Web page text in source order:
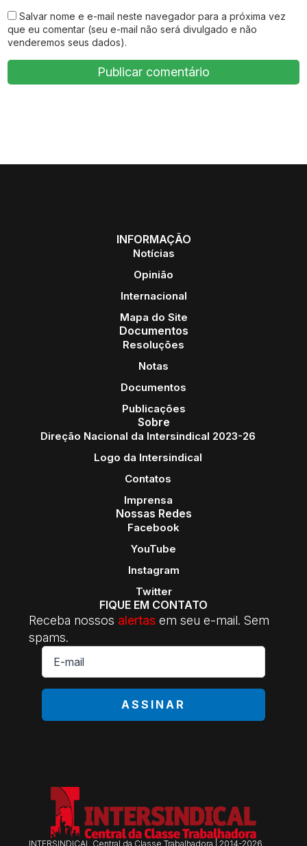
Salvar nome e e-mail neste navegador para a próxima vez
que eu comentar (seu e-mail não será divulgado e não
venderemos seus dados).
INFORMAÇÃO
Notícias
Opinião
Internacional
Mapa do Site
Documentos
Resoluções
Notas
Documentos
Publicações
Sobre
Direção Nacional da Intersindical 2023-26
Logo da Intersindical
Contatos
Imprensa
Nossas Redes
Facebook
YouTube
Instagram
Twitter
FIQUE EM CONTATO
Receba nossos alertas em seu e-mail. Sem
spams.
E-
mail
ASSINAR
INTERSINDICAL Central da Classe Trabalhadora | 2014-2026.